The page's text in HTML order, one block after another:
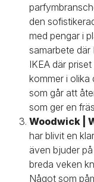
den
med pengar i
samarbete
IKEA där
kommer i olika
som går att
som ger en
Woodwick |
har blivit en
även bjuder
breda veken
Något som